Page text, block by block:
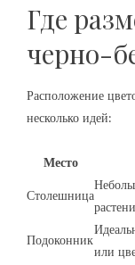
Где
черно-
Расположение
несколько идей:
Место
Столешница
Подоконник
или